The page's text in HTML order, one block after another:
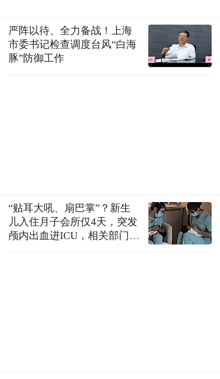
严阵以待、全力备战！上海
市委书记检查调度台风“白海
豚”防御工作
“贴耳大吼、扇巴掌”？新生
儿入住月子会所仅4天，突发
颅内出血进ICU，相关部门已